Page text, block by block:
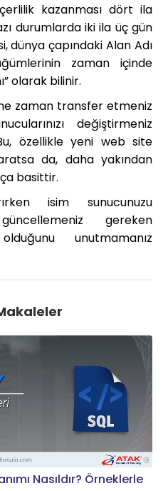
kazanması dört ila
durumlarda iki ila üç gün
dünya çapındaki Alan Adı
zaman içinde
olarak bilinir.
ne zaman transfer etmeniz
değiştirmeniz
özellikle yeni web site
da, daha yakından
basittir.
isim sunucunuzu
gereken
unutmamanız
Nasıldır? Örneklerle